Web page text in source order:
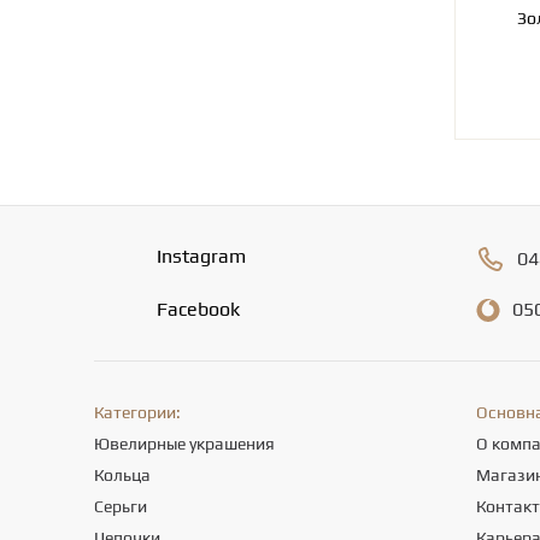
Instagram
Facebook
Категории:
Ювелирные украшения
Кольца
Серьги
О